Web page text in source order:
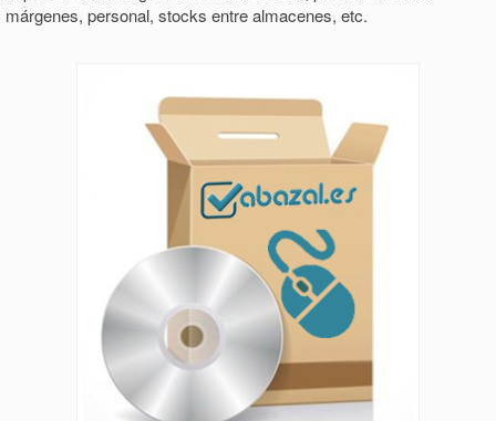
márgenes, personal, stocks entre almacenes, etc.